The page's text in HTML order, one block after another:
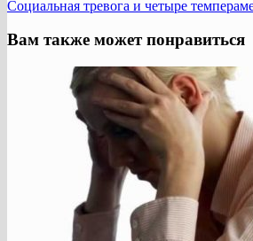
Социальная тревога и четыре
Вам также может понравиться